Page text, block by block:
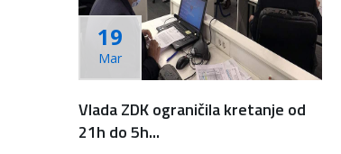
19
Mar
Vlada ZDK ograničila kretanje od
21h do 5h...